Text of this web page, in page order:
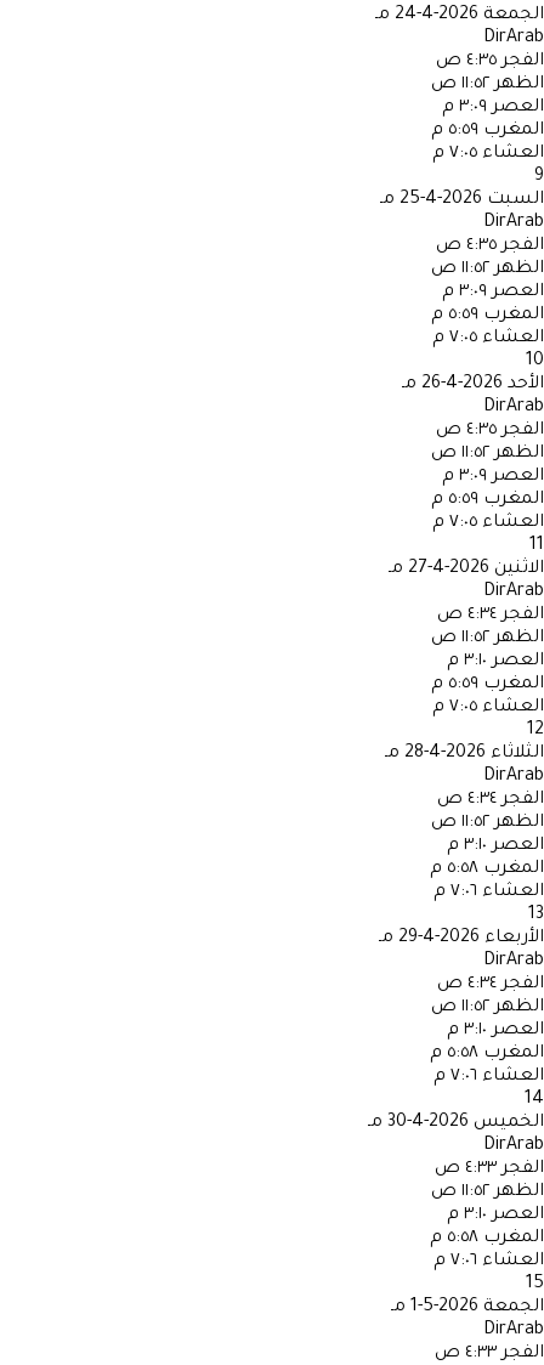
الجمعة 2026-4-24 مـ
DirArab
الفجر ٤:٣٥ ص
الظهر ١١:٥٢ ص
العصر ٣:٠٩ م
المغرب ٥:٥٩ م
العشاء ٧:٠٥ م
9
السبت 2026-4-25 مـ
DirArab
الفجر ٤:٣٥ ص
الظهر ١١:٥٢ ص
العصر ٣:٠٩ م
المغرب ٥:٥٩ م
العشاء ٧:٠٥ م
10
الأحد 2026-4-26 مـ
DirArab
الفجر ٤:٣٥ ص
الظهر ١١:٥٢ ص
العصر ٣:٠٩ م
المغرب ٥:٥٩ م
العشاء ٧:٠٥ م
11
الاثنين 2026-4-27 مـ
DirArab
الفجر ٤:٣٤ ص
الظهر ١١:٥٢ ص
العصر ٣:١٠ م
المغرب ٥:٥٩ م
العشاء ٧:٠٥ م
12
الثلاثاء 2026-4-28 مـ
DirArab
الفجر ٤:٣٤ ص
الظهر ١١:٥٢ ص
العصر ٣:١٠ م
المغرب ٥:٥٨ م
العشاء ٧:٠٦ م
13
الأربعاء 2026-4-29 مـ
DirArab
الفجر ٤:٣٤ ص
الظهر ١١:٥٢ ص
العصر ٣:١٠ م
المغرب ٥:٥٨ م
العشاء ٧:٠٦ م
14
الخميس 2026-4-30 مـ
DirArab
الفجر ٤:٣٣ ص
الظهر ١١:٥٢ ص
العصر ٣:١٠ م
المغرب ٥:٥٨ م
العشاء ٧:٠٦ م
15
الجمعة 2026-5-1 مـ
DirArab
الفجر ٤:٣٣ ص